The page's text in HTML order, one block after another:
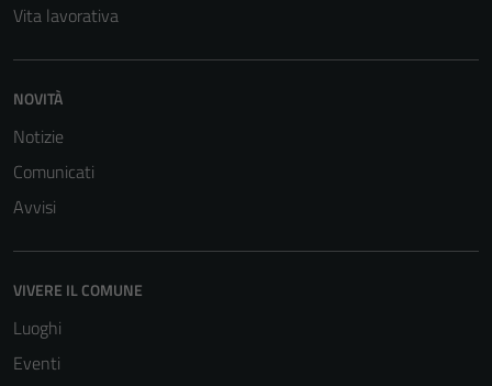
Vita lavorativa
NOVITÀ
Notizie
Comunicati
Avvisi
VIVERE IL COMUNE
Luoghi
Eventi